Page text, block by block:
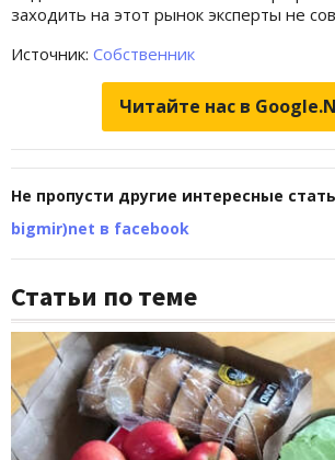
заходить на этот рынок эксперты не
Источник: Собственник
Читайте нас в
Не пропусти другие интересные
bigmir)net в facebook
Статьи по теме